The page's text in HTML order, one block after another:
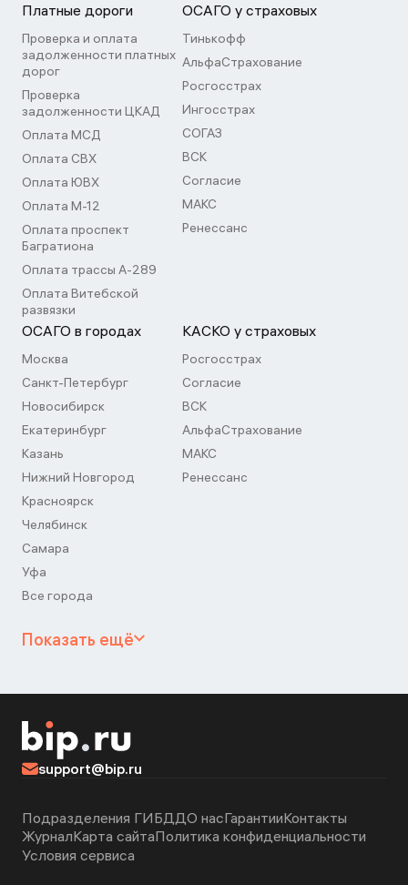
Платные дороги
Проверка и оплата
задолженности платных
дорог
Проверка
задолженности ЦКАД
Оплата МСД
Оплата СВХ
Оплата ЮВХ
Оплата М-12
Оплата проспект
Багратиона
Оплата трассы А-289
Оплата Витебской
развязки
ОСАГО у страховых
Тинькофф
АльфаСтрахование
Росгосстрах
Ингосстрах
СОГАЗ
ВСК
Согласие
МАКС
Ренессанс
ОСАГО в городах
Москва
Санкт-Петербург
Новосибирск
Екатеринбург
Казань
Нижний Новгород
Красноярск
Челябинск
Самара
Уфа
Все города
КАСКО у страховых
Росгосстрах
Согласие
ВСК
АльфаСтрахование
МАКС
Ренессанс
Показать ещё
support@bip.ru
Подразделения ГИБДДО насГарантииКонтакты
ЖурналКарта сайтаПолитика конфиденциальности
Условия сервиса